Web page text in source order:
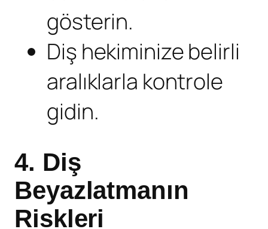
gösterin.
Diş hekiminize belirli
aralıklarla kontrole
gidin.
4. Diş
Beyazlatmanın
Riskleri